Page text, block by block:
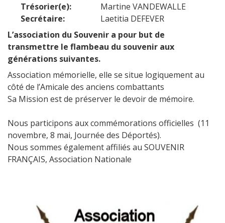
Trésorier(e):
Secrétaire:
Martine VANDEWALLE
Laetitia DEFEVER
L’association du Souvenir a pour but de
transmettre le flambeau du souvenir aux
générations suivantes.
Association mémorielle, elle se situe logiquement au
côté de l’Amicale des anciens combattants
Sa Mission est de préserver le devoir de mémoire.
Nous participons aux commémorations officielles (11
novembre, 8 mai, Journée des Déportés).
Nous sommes également affiliés au SOUVENIR
FRANÇAIS, Association Nationale